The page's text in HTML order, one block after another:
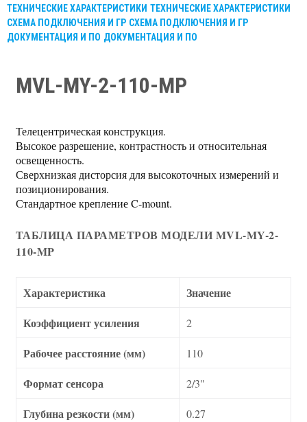
ТЕХНИЧЕСКИЕ ХАРАКТЕРИСТИКИ ТЕХНИЧЕСКИЕ ХАРАКТЕРИСТИКИ
СХЕМА ПОДКЛЮЧЕНИЯ И ГР СХЕМА ПОДКЛЮЧЕНИЯ И ГР
ДОКУМЕНТАЦИЯ И ПО ДОКУМЕНТАЦИЯ И ПО
MVL-MY-2-110-MP
Телецентрическая конструкция.
Высокое разрешение, контрастность и относительная
освещенность.
Сверхнизкая дисторсия для высокоточных измерений и
позиционирования.
Стандартное крепление C-mount.
ТАБЛИЦА ПАРАМЕТРОВ МОДЕЛИ MVL-MY-2-
110-MP
Характеристика
Значение
Коэффициент усиления
2
Рабочее расстояние (мм) 110
Формат сенсора 2/3"
Глубина резкости (мм) 0.27